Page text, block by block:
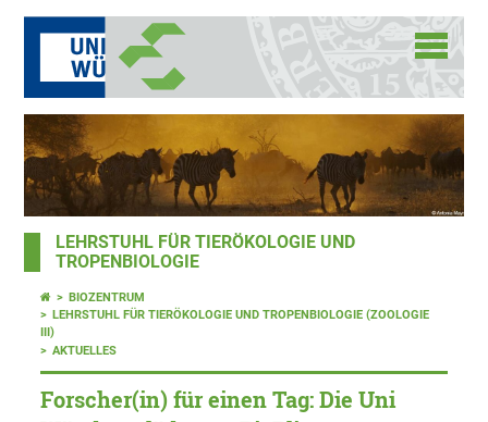
LEHRSTUHL FÜR TIERÖKOLOGIE UND
TROPENBIOLOGIE
BIOZENTRUM
LEHRSTUHL FÜR TIERÖKOLOGIE UND TROPENBIOLOGIE (ZOOLOGIE
III)
AKTUELLES
Forscher(in) für einen Tag: Die Uni